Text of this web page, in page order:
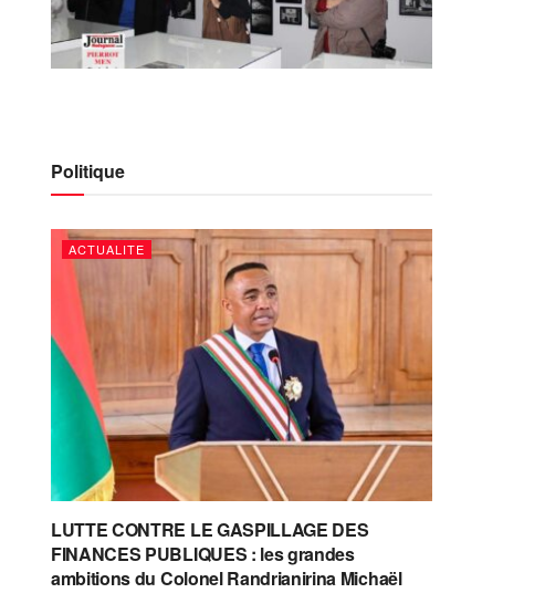
Politique
ACTUALITE
LUTTE CONTRE LE GASPILLAGE DES
FINANCES PUBLIQUES : les grandes
ambitions du Colonel Randrianirina Michaël